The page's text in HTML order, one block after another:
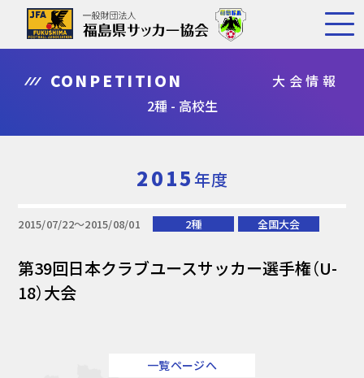
CONPETITION
大会情報
2種 - 高校生
2015年度
2015/07/22〜2015/08/01 2種 全国大会
第39回日本クラブユースサッカー選手権（U-
18）大会
一覧ページへ